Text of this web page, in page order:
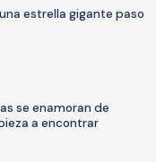
estrella gigante paso
se enamoran de
a encontrar